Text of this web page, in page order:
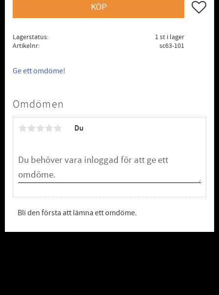
KÖP Lägg
Lagerstatus
1 st i lager
Artikelnr
sc63-101
Ge ett omdöme!
Omdömen
Du
Bli den första att lämna ett omdöme.